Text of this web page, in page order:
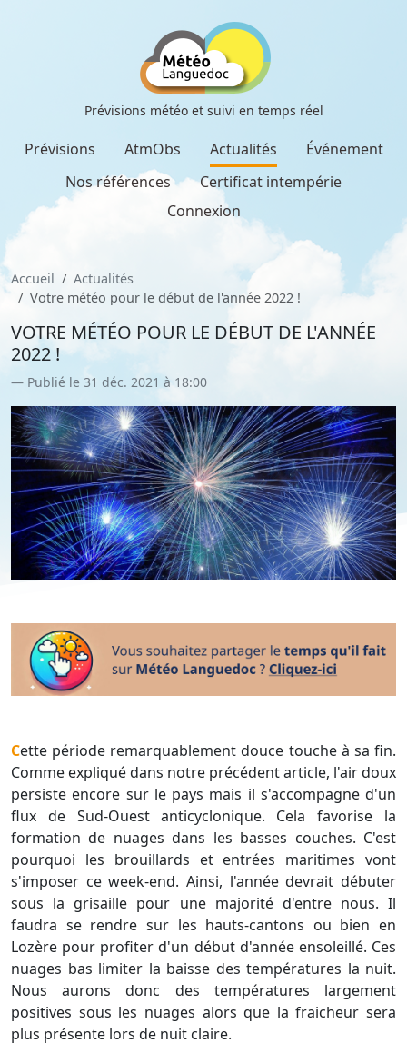
Prévisions météo et suivi en temps réel
Prévisions AtmObs Actualités
Événement
Nos références
Certificat intempérie
Connexion
Accueil
Actualités
Votre météo pour le début de l'année 2022 !
VOTRE MÉTÉO POUR LE DÉBUT DE L'ANNÉE
2022 !
Publié le 31 déc. 2021 à 18:00
Cette période remarquablement douce touche à sa fin.
Comme expliqué dans notre précédent article, l'air doux
persiste encore sur le pays mais il s'accompagne d'un
flux de Sud-Ouest anticyclonique. Cela favorise la
formation de nuages dans les basses couches. C'est
pourquoi les brouillards et entrées maritimes vont
s'imposer ce week-end. Ainsi, l'année devrait débuter
sous la grisaille pour une majorité d'entre nous. Il
faudra se rendre sur les hauts-cantons ou bien en
Lozère pour profiter d'un début d'année ensoleillé. Ces
nuages bas limiter la baisse des températures la nuit.
Nous aurons donc des températures largement
positives sous les nuages alors que la fraicheur sera
plus présente lors de nuit claire.